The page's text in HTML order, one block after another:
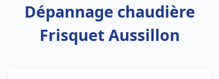
Dépannage chaudière
Frisquet Aussillon